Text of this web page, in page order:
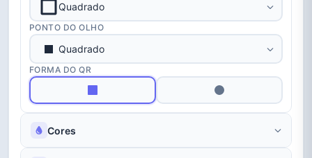
Bolha Matrix Doce
Quadrado
PONTO DO OLHO
Quadrado
FORMA DO QR
Cores